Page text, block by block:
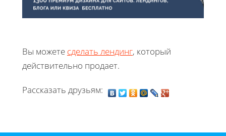
Вы можете сделать лендинг, который
действительно продает.
Рассказать друзьям: